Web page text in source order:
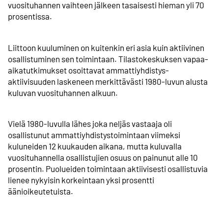
vuosituhannen vaihteen jälkeen tasaisesti hieman yli 70
prosentissa.
Liittoon kuuluminen on kuitenkin eri asia kuin aktiivinen
osallistuminen sen toimintaan. Tilastokeskuksen vapaa-
aika­tutkimukset osoittavat ammatti­yhdistys­
aktiivisuuden laskeneen merkittävästi 1980-luvun alusta
kuluvan vuosituhannen alkuun.
Vielä 1980-luvulla lähes joka neljäs vastaaja oli
osallistunut ammatti­yhdistys­toimintaan viimeksi
kuluneiden 12 kuukauden aikana, mutta kuluvalla
vuosituhannella osallistujien osuus on painunut alle 10
prosentin. Puolueiden toimintaan aktiivisesti osallistuvia
lienee nykyisin korkeintaan yksi prosentti
äänioikeutetuista.